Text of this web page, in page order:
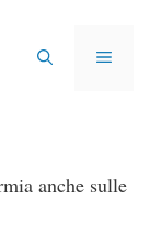
MENU
anche sulle